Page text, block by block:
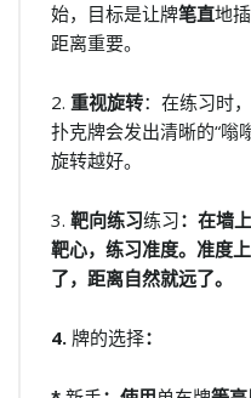
始，目标是让牌笔直地
距离重要。
2. 重视旋转：在练习时
扑克牌会发出清晰的“嗡
旋转越好。
3. 靶向练习练习：在墙
靶心，练习准度。准度
了，距离自然就远了。
4. 牌的选择：